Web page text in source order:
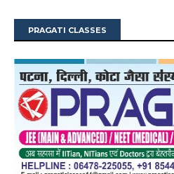
PRAGATI CLASSES